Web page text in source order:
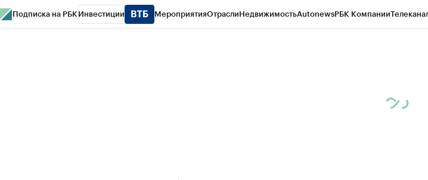
Подписка на РБК Инвестиции МероприятияОтраслиНедвижимостьAutonewsРБК Компании